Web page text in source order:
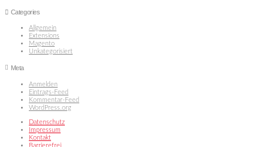
Categories
Allgemein
Extensions
Magento
Unkategorisiert
Meta
Anmelden
Eintrags-Feed
Kommentar-Feed
WordPress.org
Datenschutz
Impressum
Kontakt
Barrierefrei